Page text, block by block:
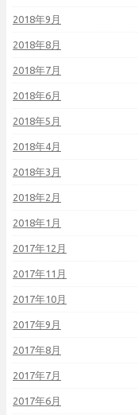
2018年9月
2018年8月
2018年7月
2018年6月
2018年5月
2018年4月
2018年3月
2018年2月
2018年1月
2017年12月
2017年11月
2017年10月
2017年9月
2017年8月
2017年7月
2017年6月